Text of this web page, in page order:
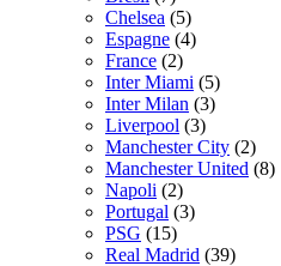
Chelsea (5)
Espagne (4)
France (2)
Inter Miami (5)
Inter Milan (3)
Liverpool (3)
Manchester City (2)
Manchester United (8)
Napoli (2)
Portugal (3)
PSG (15)
Real Madrid (39)